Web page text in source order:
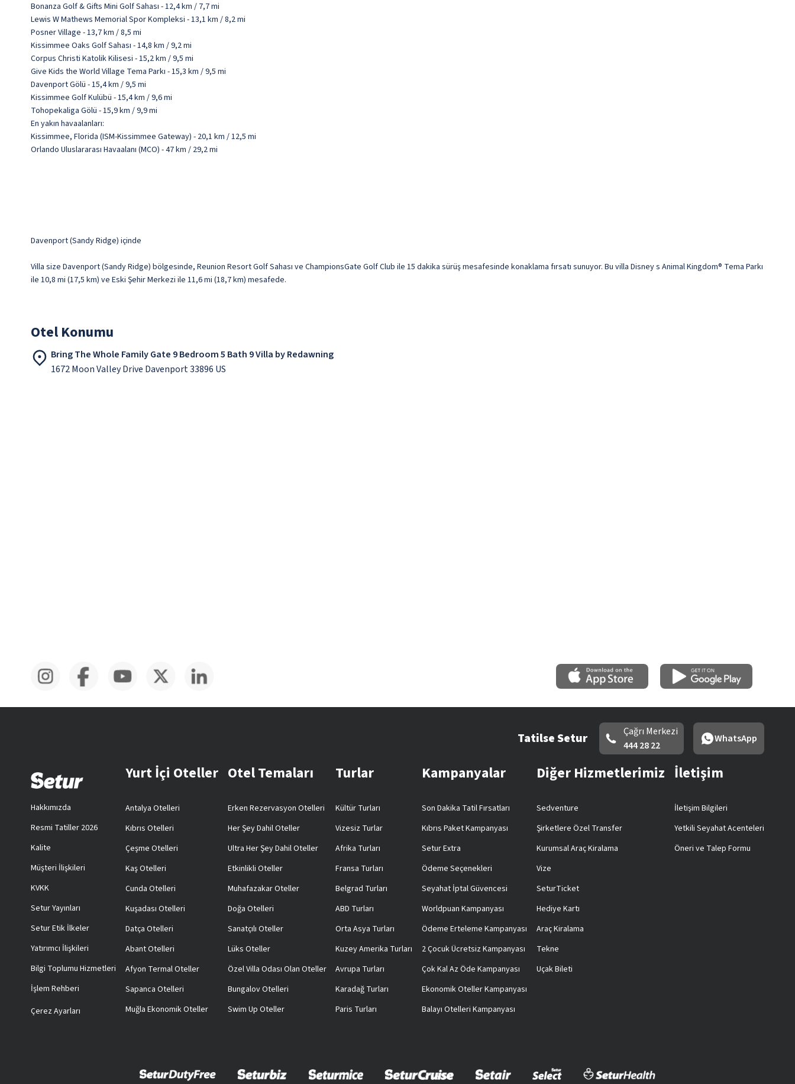
Bonanza Golf & Gifts Mini Golf Sahası - 12,4 km / 7,7 mi
Lewis W Mathews Memorial Spor Kompleksi - 13,1 km / 8,2 mi
Posner Village - 13,7 km / 8,5 mi
Kissimmee Oaks Golf Sahası - 14,8 km / 9,2 mi
Corpus Christi Katolik Kilisesi - 15,2 km / 9,5 mi
Give Kids the World Village Tema Parkı - 15,3 km / 9,5 mi
Davenport Gölü - 15,4 km / 9,5 mi
Kissimmee Golf Kulübü - 15,4 km / 9,6 mi
Tohopekaliga Gölü - 15,9 km / 9,9 mi
En yakın havaalanları:
Kissimmee, Florida (ISM-Kissimmee Gateway) - 20,1 km / 12,5 mi
Orlando Uluslararası Havaalanı (MCO) - 47 km / 29,2 mi
Davenport (Sandy Ridge) içinde
Villa size Davenport (Sandy Ridge) bölgesinde, Reunion Resort Golf Sahası ve ChampionsGate Golf Club ile 15 dakika sürüş mesafesinde konaklama fırsatı sunuyor. Bu villa Disney s Animal Kingdom® Tema Parkı
ile 10,8 mi (17,5 km) ve Eski Şehir Merkezi ile 11,6 mi (18,7 km) mesafede.
Otel Konumu
Bring The Whole Family Gate 9 Bedroom 5 Bath 9 Villa by Redawning
1672 Moon Valley Drive Davenport 33896 US
Tatilse Setur
Çağrı Merkezi
444 28 22
WhatsApp
Hakkımızda
Resmi Tatiller 2026
Kalite
Müşteri İlişkileri
KVKK
Setur Yayınları
Setur Etik İlkeler
Yatırımcı İlişkileri
Bilgi Toplumu Hizmetleri
İşlem Rehberi
Çerez Ayarları
Yurt İçi Oteller
Antalya Otelleri
Kıbrıs Otelleri
Çeşme Otelleri
Kaş Otelleri
Cunda Otelleri
Kuşadası Otelleri
Datça Otelleri
Abant Otelleri
Afyon Termal Oteller
Sapanca Otelleri
Muğla Ekonomik Oteller
Otel Temaları
Erken Rezervasyon Otelleri
Her Şey Dahil Oteller
Ultra Her Şey Dahil Oteller
Etkinlikli Oteller
Muhafazakar Oteller
Doğa Otelleri
Sanatçılı Oteller
Lüks Oteller
Özel Villa Odası Olan Oteller
Bungalov Otelleri
Swim Up Oteller
Turlar
Kültür Turları
Vizesiz Turlar
Afrika Turları
Fransa Turları
Belgrad Turları
ABD Turları
Orta Asya Turları
Kuzey Amerika Turları
Avrupa Turları
Karadağ Turları
Paris Turları
Kampanyalar
Son Dakika Tatil Fırsatları
Kıbrıs Paket Kampanyası
Setur Extra
Ödeme Seçenekleri
Seyahat İptal Güvencesi
Worldpuan Kampanyası
Ödeme Erteleme Kampanyası
2 Çocuk Ücretsiz Kampanyası
Çok Kal Az Öde Kampanyası
Ekonomik Oteller Kampanyası
Balayı Otelleri Kampanyası
Diğer Hizmetlerimiz
Sedventure
Şirketlere Özel Transfer
Kurumsal Araç Kiralama
Vize
SeturTicket
Hediye Kartı
Araç Kiralama
Tekne
Uçak Bileti
İletişim
İletişim Bilgileri
Yetkili Seyahat Acenteleri
Öneri ve Talep Formu